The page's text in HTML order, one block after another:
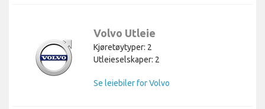
Volvo Utleie
Kjøretøytyper: 2
Utleieselskaper: 2
Se leiebiler for Volvo